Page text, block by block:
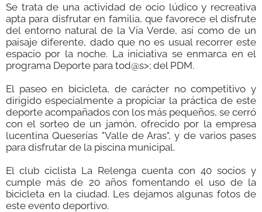
Se trata de una actividad de ocio lúdico y recreativa
apta para disfrutar en familia, que favorece el disfrute
del entorno natural de la Vía Verde, así como de un
paisaje diferente, dado que no es usual recorrer este
espacio por la noche. La iniciativa se enmarca en el
programa Deporte para tod@s>; del PDM.
El paseo en bicicleta, de carácter no competitivo y
dirigido especialmente a propiciar la práctica de este
deporte acompañados con los más pequeños, se cerró
con el sorteo de un jamón, ofrecido por la empresa
lucentina Queserías "Valle de Aras", y de varios pases
para disfrutar de la piscina municipal.
El club ciclista La Relenga cuenta con 40 socios y
cumple más de 20 años fomentando el uso de la
bicicleta en la ciudad. Les dejamos algunas fotos de
este evento deportivo.